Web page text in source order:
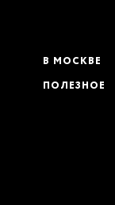
В МОСКВЕ
ПОЛЕЗНОЕ